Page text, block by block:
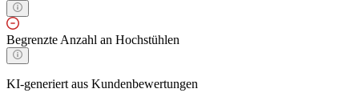
Begrenzte Anzahl an Hochstühlen
KI-generiert aus Kundenbewertungen